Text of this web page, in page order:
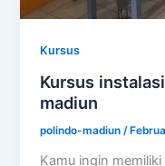
Kursus
Kursus
madiun
polindo-madiun/
Kamu ingin